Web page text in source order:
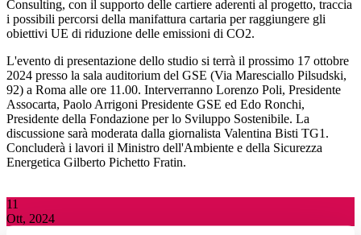
Consulting, con il supporto delle cartiere aderenti al progetto, traccia
i possibili percorsi della manifattura cartaria per raggiungere gli
obiettivi UE di riduzione delle emissioni di CO2.
L'evento di presentazione dello studio si terrà il prossimo 17 ottobre
2024 presso la sala auditorium del GSE (Via Maresciallo Pilsudski,
92) a Roma alle ore 11.00. Interverranno Lorenzo Poli, Presidente
Assocarta, Paolo Arrigoni Presidente GSE ed Edo Ronchi,
Presidente della Fondazione per lo Sviluppo Sostenibile. La
discussione sarà moderata dalla giornalista Valentina Bisti TG1.
Concluderà i lavori il Ministro dell'Ambiente e della Sicurezza
Energetica Gilberto Pichetto Fratin.
11
Ott, 2024